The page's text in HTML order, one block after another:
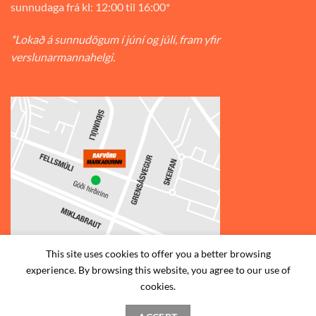
sunnudaga frá kl: 12:00 til 16:00*
*Lokað á sunnudögum í júní og júlí, fram yfir
verslunarmannahelgi.
© 2026Rafvörumarkaðurinn v/Fellsmúla | Síðumúla 34, 108
Reykjavík | S: 585-2888 |
This site uses cookies to offer you a better browsing
experience. By browsing this website, you agree to our use of
cookies.